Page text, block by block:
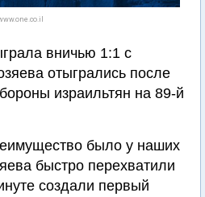
вничью 1:1 с
отыгрались после
израильтян на 89-й
было у наших
быстро перехватили
создали первый